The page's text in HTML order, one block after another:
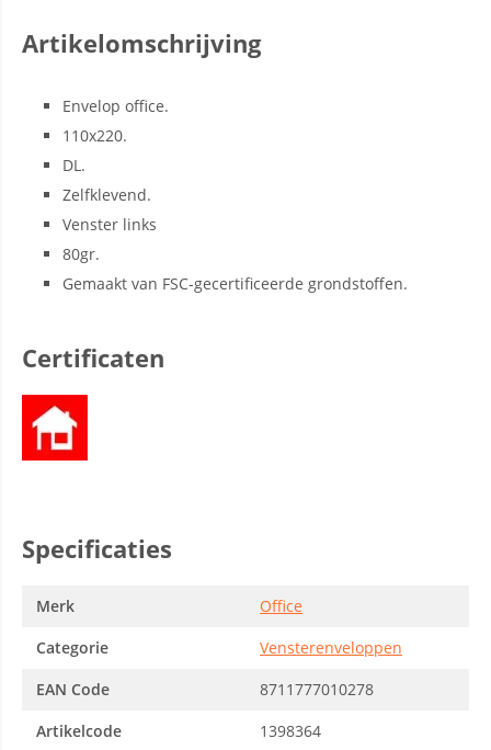
Artikelomschrijving
Envelop office.
110x220.
DL.
Zelfklevend.
Venster links
80gr.
Gemaakt van FSC-gecertificeerde grondstoffen.
Certificaten
Specificaties
Merk
Office
Categorie
Vensterenveloppen
EAN Code
8711777010278
Artikelcode
1398364